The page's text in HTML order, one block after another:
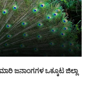
ಜನಾಂಗಗಳ ಒಕ್ಕೂಟ ಜಿಲ್ಲಾ